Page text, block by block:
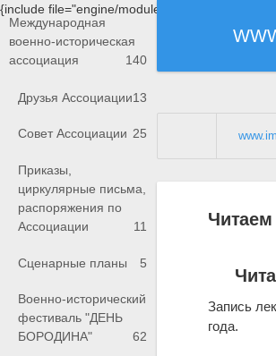
{include file="engine/modules/saperu/head.php"}
Международная
военно-историческая
ассоциация
140
Друзья Ассоциации13
Совет Ассоциации 25
Приказы,
циркулярные письма,
распоряжения по
Ассоциации
11
Сценарные планы 5
Военно-исторический
фестиваль "ДЕНЬ
БОРОДИНА"
62
Читаем
Запись
года.